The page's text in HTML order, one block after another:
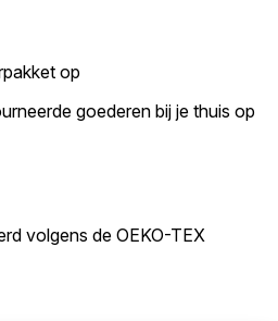
op
goederen bij je thuis op
volgens de OEKO-TEX